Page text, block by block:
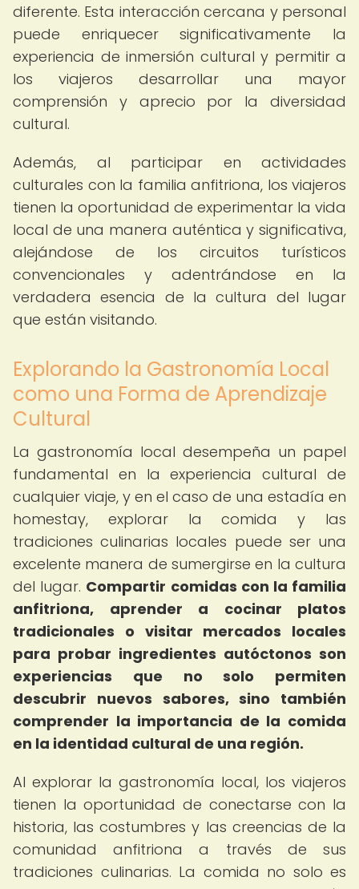
diferente. Esta interacción cercana y personal
puede enriquecer significativamente la
experiencia de inmersión cultural y permitir a
los viajeros desarrollar una mayor
comprensión y aprecio por la diversidad
cultural.
Además, al participar en actividades
culturales con la familia anfitriona, los viajeros
tienen la oportunidad de experimentar la vida
local de una manera auténtica y significativa,
alejándose de los circuitos turísticos
convencionales y adentrándose en la
verdadera esencia de la cultura del lugar
que están visitando.
Explorando la Gastronomía Local
como una Forma de Aprendizaje
Cultural
La gastronomía local desempeña un papel
fundamental en la experiencia cultural de
cualquier viaje, y en el caso de una estadía en
homestay, explorar la comida y las
tradiciones culinarias locales puede ser una
excelente manera de sumergirse en la cultura
del lugar. Compartir comidas con la familia
anfitriona, aprender a cocinar platos
tradicionales o visitar mercados locales
para probar ingredientes autóctonos son
experiencias que no solo permiten
descubrir nuevos sabores, sino también
comprender la importancia de la comida
en la identidad cultural de una región.
Al explorar la gastronomía local, los viajeros
tienen la oportunidad de conectarse con la
historia, las costumbres y las creencias de la
comunidad anfitriona a través de sus
tradiciones culinarias. La comida no solo es